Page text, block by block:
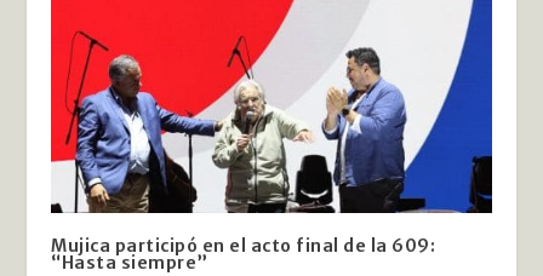
Mujica participó en el acto final de la 609:
“Hasta siempre”